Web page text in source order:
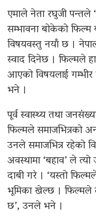
एमाले नेता रघुजी पन्तले
सम्भावना बोकेको फिल्म
विषयवस्तु नयाँ छ ।
स्वाद दिनेछ । फिल्मले
आएको विषयलाई
भने ।
पूर्व स्वास्थ्य तथा
फिल्मले समाजभित्रको
उनले समाजभित्र रहेको
अवस्थामा ‘बहाव’ ले
दाबी गरे । ‘यस्तो
भूमिका खेल्छ । फिल्मले
छ’, उनले भने ।